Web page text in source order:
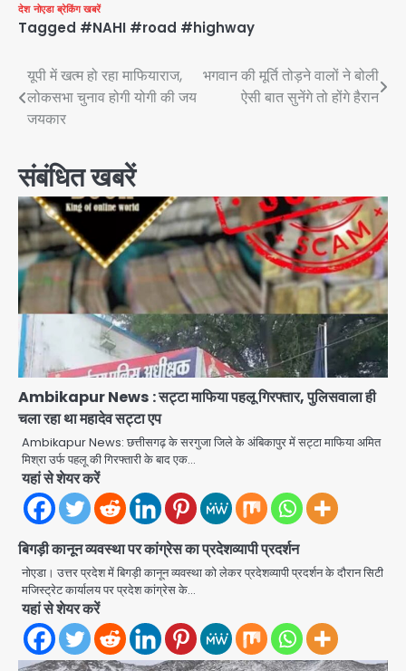
देश नोएडा ब्रेकिंग खबरें
Tagged #NAHI #road #highway
Post
navigation
यूपी में खत्म हो रहा माफियाराज,
लोकसभा चुनाव होगी योगी की जय
जयकार
भगवान की मूर्ति तोड़ने वालों ने बोली
ऐसी बात सुनेंगे तो होंगे हैरान
संबंधित खबरें
Ambikapur News : सट्टा माफिया पहलू गिरफ्तार, पुलिसवाला ही
चला रहा था महादेव सट्टा एप
Ambikapur News: छत्तीसगढ़ के सरगुजा जिले के अंबिकापुर में सट्टा माफिया अमित
मिश्रा उर्फ पहलू की गिरफ्तारी के बाद एक…
यहां से शेयर करें
बिगड़ी कानून व्यवस्था पर कांग्रेस का प्रदेशव्यापी प्रदर्शन
नोएडा। उत्तर प्रदेश में बिगड़ी कानून व्यवस्था को लेकर प्रदेशव्यापी प्रदर्शन के दौरान सिटी
मजिस्ट्रेट कार्यालय पर प्रदेश कांग्रेस के…
यहां से शेयर करें
2
Atiq Ahmed : अबान के जनाजे में उमड़ी
पहुंचा उमर
jai hind janab